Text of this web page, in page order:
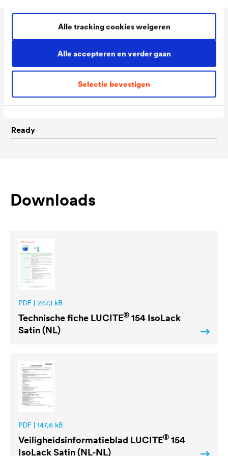
Alle accepteren en verder gaan
Selectie bevestigen
Alle tracking cookies weigeren
Technische gegevens
Colour tones
Wit
Ready
Downloads
PDF | 247,1 kB
Technische fiche LUCITE® 154 IsoLack
Satin (NL)
PDF | 147,6 kB
Veiligheidsinformatieblad LUCITE® 154
IsoLack Satin (NL-NL)